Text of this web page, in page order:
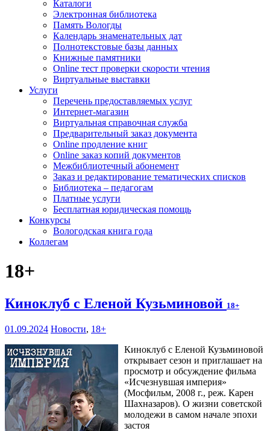
Каталоги
Электронная библиотека
Память Вологды
Календарь знаменательных дат
Полнотекстовые базы данных
Книжные памятники
Online тест проверки скорости чтения
Виртуальные выставки
Услуги
Перечень предоставляемых услуг
Интернет-магазин
Виртуальная справочная служба
Предварительный заказ документа
Online продление книг
Online заказ копий документов
Межбиблиотечный абонемент
Заказ и редактирование тематических списков
Библиотека – педагогам
Платные услуги
Бесплатная юридическая помощь
Конкурсы
Вологодская книга года
Коллегам
18+
Киноклуб с Еленой Кузьминовой 18+
01.09.2024 Новости, 18+
Киноклуб с Еленой Кузьминовой
открывает сезон и приглашает на
просмотр и обсуждение фильма
«Исчезнувшая империя»
(Мосфильм, 2008 г., реж. Карен
Шахназаров). О жизни советской
молодежи в самом начале эпохи
застоя